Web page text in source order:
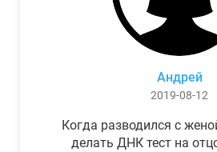
Андрей
2019-08-12
Когда разводился с
делать ДНК тест на